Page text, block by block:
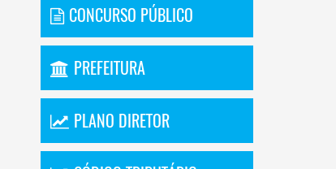
CONCURSO PÚBLICO
PREFEITURA
PLANO DIRETOR